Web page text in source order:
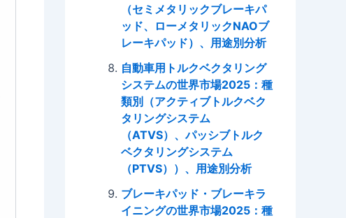
（セミメタリックブレーキパ
ッド、ローメタリックNAOブ
レーキパッド）、用途別分析
自動車用トルクベクタリング
システムの世界市場2025：種
類別（アクティブトルクベク
タリングシステム
（ATVS）、パッシブトルク
ベクタリングシステム
（PTVS））、用途別分析
ブレーキパッド・ブレーキラ
イニングの世界市場2025：種